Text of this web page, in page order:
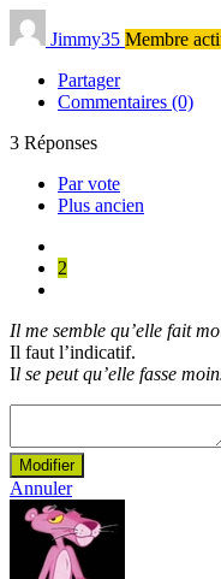
Jimmy35 Membre
Partager
Commentaires (0)
3 Réponses
Par vote
Plus ancien
2
Il me semble qu’elle fait
Il faut l’indicatif.
Il se peut qu’elle fasse
Modifier
Annuler